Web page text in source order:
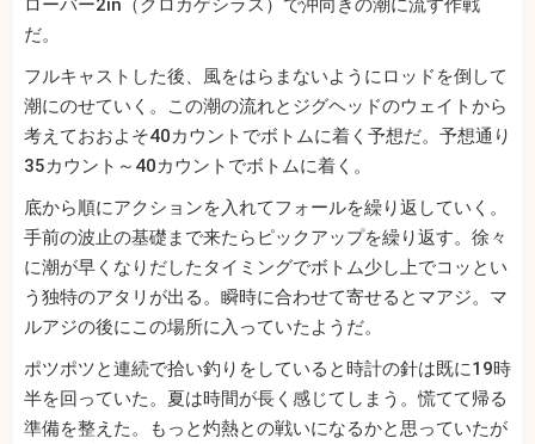
ローバー2in（クロカゲシラス）で沖向きの潮に流す作戦
だ。
フルキャストした後、風をはらまないようにロッドを倒して
潮にのせていく。この潮の流れとジグヘッドのウェイトから
考えておおよそ40カウントでボトムに着く予想だ。予想通り
35カウント～40カウントでボトムに着く。
底から順にアクションを入れてフォールを繰り返していく。
手前の波止の基礎まで来たらピックアップを繰り返す。徐々
に潮が早くなりだしたタイミングでボトム少し上でコッとい
う独特のアタリが出る。瞬時に合わせて寄せるとマアジ。マ
ルアジの後にこの場所に入っていたようだ。
ポツポツと連続で拾い釣りをしていると時計の針は既に19時
半を回っていた。夏は時間が長く感じてしまう。慌てて帰る
準備を整えた。もっと灼熱との戦いになるかと思っていたが